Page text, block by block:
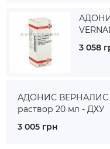
3 058
АДОНИС ВЕРНАЛИС ●
раствор 20 мл - ДХУ
3 005 грн